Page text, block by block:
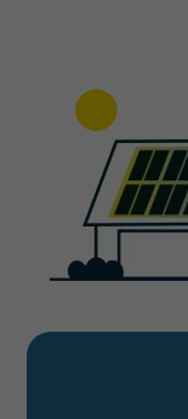
Afin de
et stable